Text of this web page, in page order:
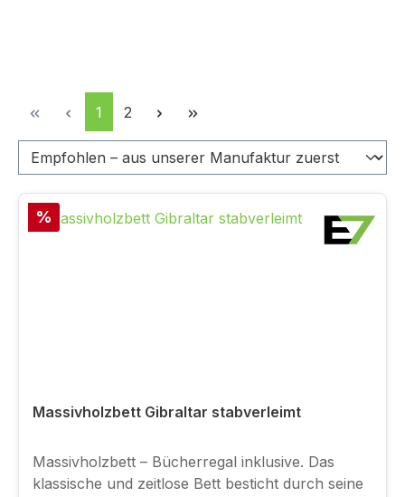
Seite
1 Seite
2
Rabatt
%
Massivholzbett Gibraltar stabverleimt
Massivholzbett – Bücherregal inklusive. Das
klassische und zeitlose Bett besticht durch seine